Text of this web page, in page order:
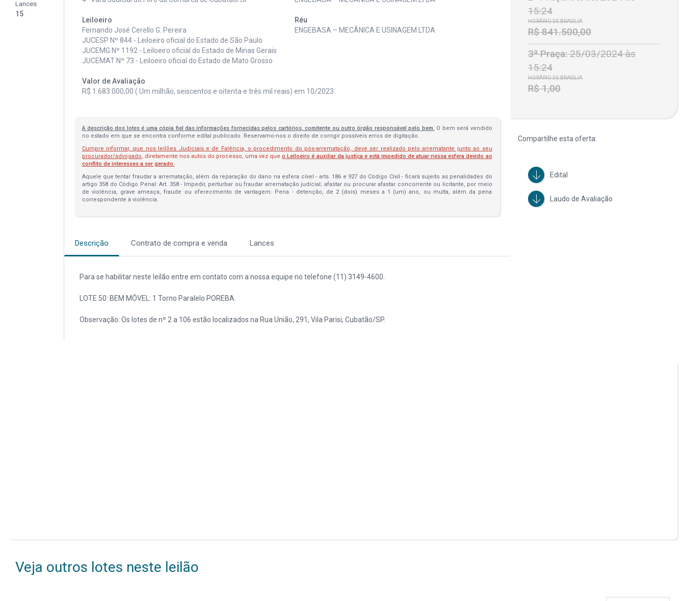
Lances
15
Leiloeiro
Fernando José Cerello G. Pereira
JUCESP Nº 844 - Leiloeiro oficial do Estado de São Paulo
JUCEMG Nº 1192 - Leiloeiro oficial do Estado de Minas Gerais
JUCEMAT Nº 73 - Leiloeiro oficial do Estado de Mato Grosso
Réu
ENGEBASA – MECÂNICA E USINAGEM LTDA
Valor de Avaliação
R$ 1.683.000,00 ( Um milhão, seiscentos e oitenta e três mil reais) em 10/2023 .
A descrição dos lotes é uma cópia fiel das informações fornecidas pelos cartórios, comitente ou outro órgão responsável pelo bem. O bem será vendido
no estado em que se encontra conforme edital publicado. Reservamo-nos o direito de corrigir possíveis erros de digitação.
Cumpre informar, que nos leilões Judiciais e de Falência, o procedimento do pós-arrematação, deve ser realizado pelo arrematante junto ao seu
procurador/advogado, diretamente nos autos do processo, uma vez queo Leiloeiro é auxiliar da justiça e está impedido de atuar nessa esfera devido ao
conflito de interesses a ser gerado.
Aquele que tentar fraudar a arrematação, além da reparação do dano na esfera cível - arts. 186 e 927 do Código Civil - ficará sujeito as penalidades do
artigo 358 do Código Penal: Art. 358 - Impedir, perturbar ou fraudar arrematação judicial; afastar ou procurar afastar concorrente ou licitante, por meio
de violência, grave ameaça, fraude ou oferecimento de vantagem: Pena - detenção, de 2 (dois) meses a 1 (um) ano, ou multa, além da pena
correspondente à violência.
Descrição Contrato de compra e venda Lances
Para se habilitar neste leilão entre em contato com a nossa equipe no telefone (11) 3149-4600.
LOTE 50: BEM MÓVEL: 1 Torno Paralelo POREBA.
Observação: Os lotes de nº 2 a 106 estão localizados na Rua União, 291, Vila Parisi, Cubatão/SP.
15:24
HORÁRIO DE BRASÍLIA
R$ 841.500,00
3ª Praça:25/03/2024 às
15:24
HORÁRIO DE BRASÍLIA
R$ 1,00
Compartilhe esta oferta:
Edital
Laudo de Avaliação
Veja outros lotes neste leilão